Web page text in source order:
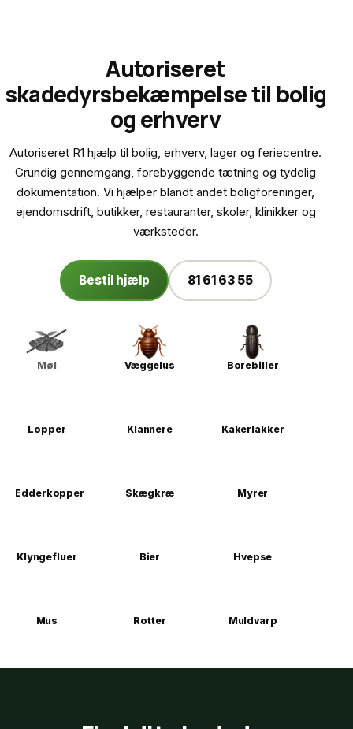
Autoriseret
skadedyrsbekæmpelse til bolig
og erhverv
Autoriseret R1 hjælp til bolig, erhverv, lager og feriecentre.
Grundig gennemgang, forebyggende tætning og tydelig
dokumentation. Vi hjælper blandt andet boligforeninger,
ejendomsdrift, butikker, restauranter, skoler, klinikker og
værksteder.
Bestil hjælp 81 61 63 55
Møl Væggelus Borebiller
Lopper Klannere Kakerlakker
Edderkopper Skægkræ Myrer
Klyngefluer Bier Hvepse
Mus Rotter Muldvarp